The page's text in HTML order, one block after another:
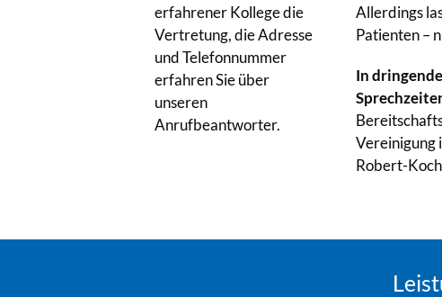
erfahrener Kollege die
Vertretung, die Adresse
und Telefonnummer
erfahren Sie über
unseren
Anrufbeantworter.
Allerdings
Patienten –
In
Vereinigung
Robert-